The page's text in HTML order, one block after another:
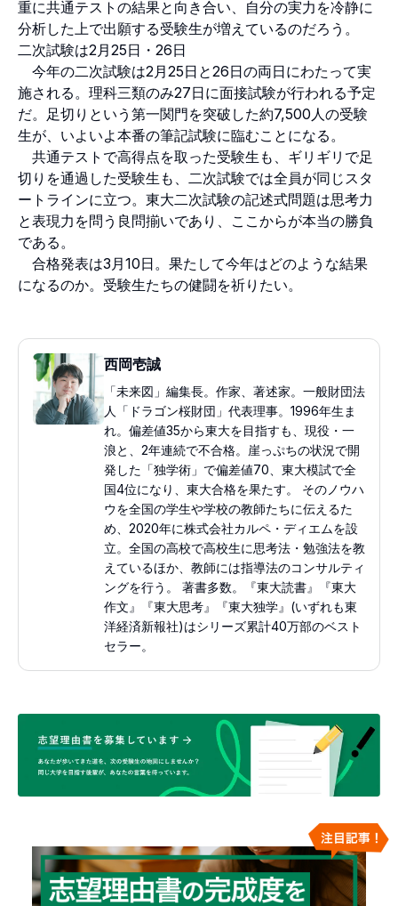
重に共通テストの結果と向き合い、自分の実力を冷静に
分析した上で出願する受験生が増えているのだろう。
二次試験は2月25日・26日
今年の二次試験は2月25日と26日の両日にわたって実
施される。理科三類のみ27日に面接試験が行われる予定
だ。足切りという第一関門を突破した約7,500人の受験
生が、いよいよ本番の筆記試験に臨むことになる。
共通テストで高得点を取った受験生も、ギリギリで足
切りを通過した受験生も、二次試験では全員が同じスタ
ートラインに立つ。東大二次試験の記述式問題は思考力
と表現力を問う良問揃いであり、ここからが本当の勝負
である。
合格発表は3月10日。果たして今年はどのような結果
になるのか。受験生たちの健闘を祈りたい。
西岡壱誠
「未来図」編集長。作家、著述家。一般財団法
人「ドラゴン桜財団」代表理事。1996年生ま
れ。偏差値35から東大を目指すも、現役・一
浪と、2年連続で不合格。崖っぷちの状況で開
発した「独学術」で偏差値70、東大模試で全
国4位になり、東大合格を果たす。 そのノウハ
ウを全国の学生や学校の教師たちに伝えるた
め、2020年に株式会社カルペ・ディエムを設
立。全国の高校で高校生に思考法・勉強法を教
えているほか、教師には指導法のコンサルティ
ングを行う。 著書多数。『東大読書』『東大
作文』『東大思考』『東大独学』(いずれも東
洋経済新報社)はシリーズ累計40万部のベスト
セラー。